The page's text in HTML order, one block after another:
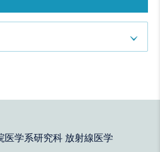
医学系研究科 放射線医学